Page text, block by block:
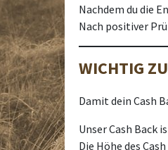
Nachdem du die
Nach positiver
WICHTIG
Damit dein Cash
Unser Cash Back
Die Höhe des